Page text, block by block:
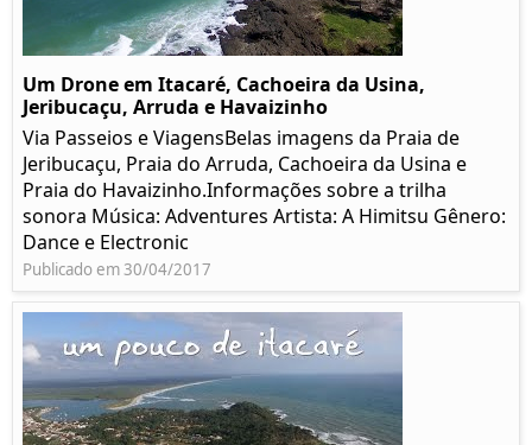
Um Drone em Itacaré, Cachoeira da Usina,
Jeribucaçu, Arruda e Havaizinho
Via Passeios e ViagensBelas imagens da Praia de
Jeribucaçu, Praia do Arruda, Cachoeira da Usina e
Praia do Havaizinho.Informações sobre a trilha
sonora Música: Adventures Artista: A Himitsu Gênero:
Dance e Electronic
Publicado em 30/04/2017